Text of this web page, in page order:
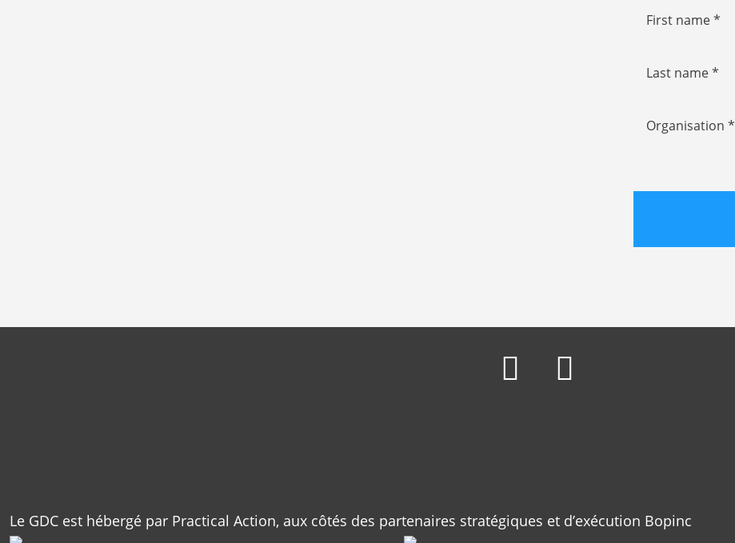
First name *
Last name *
Organisation *
Le GDC est hébergé par Practical Action, aux côtés des partenaires stratégiques et d’exécution Bopinc